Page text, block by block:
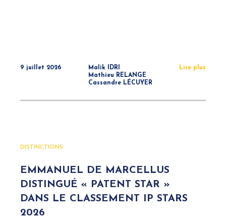
9 juillet 2026
Malik IDRI
Mathieu RELANGE
Cassandre LÉCUYER
Lire plus
DISTINCTIONS
EMMANUEL DE MARCELLUS
DISTINGUÉ « PATENT STAR »
DANS LE CLASSEMENT IP STARS
2026